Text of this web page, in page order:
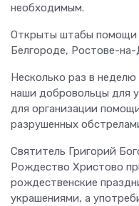
необходимым.
Открыты штабы помощи
Белгороде, Ростове-
Несколько раз в
наши добровольцы для
для организации
разрушенных
Святитель Григорий
Рождество Христово
рождественские
украшениями, а